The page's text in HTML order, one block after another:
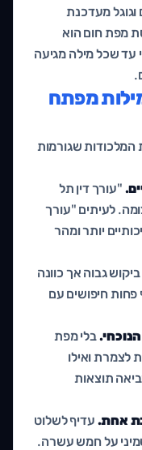
וגוגל מעדכנת
מפת חום הוא
עד שכל מילה מגיעה
מפתח
המלכודות שגורמות
"עורך דין תל
לעיתים "עורך
יותר ומהר
גבוה אך כוונה
פחות חיפושים עם
בלי מפת
לצמרת ואילו
תוצאות
אחת. עדיף לשלוט
על חמש עשרה.